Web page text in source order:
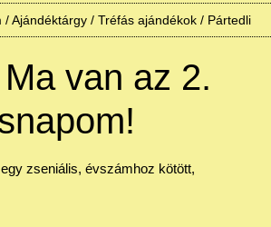
/Ajándéktárgy / Tréfás ajándékok / Pártedli
van az 2.
zseniális, évszámhoz kötött,